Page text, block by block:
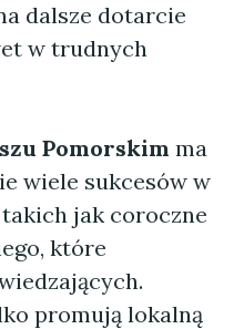
dalsze dotarcie
w trudnych
Pomorskim ma
wiele sukcesów w
jak coroczne
które
promują lokalną